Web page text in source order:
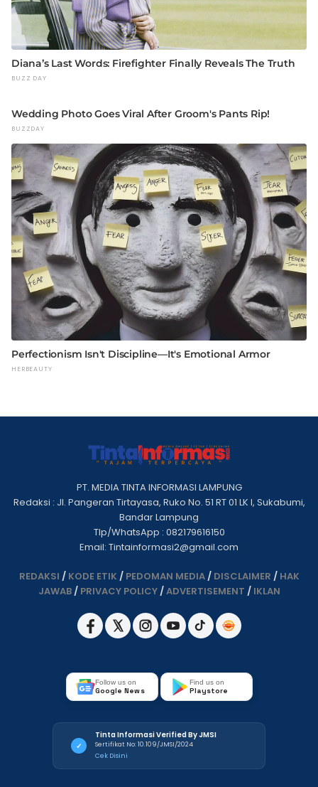
PT. MEDIA TINTA INFORMASI LAMPUNG
Redaksi : Jl. Pangeran Tirtayasa, Ruko No. 51 RT 01 LK I, Sukabumi,
Bandar Lampung
Tlp/WhatsApp : 082179616150
Email: Tintainformasi2@gmail.com
REDAKSI / KODE ETIK / PEDOMAN MEDIA/ DISCLAIMER / HAK
JAWAB/ PRIVACY POLICY/ADVERTISEMENT / IKLAN
Follow us on
Google News
Find us on
Playstore
✓
Tinta Informasi Verified By JMSI
Sertifikat No: 10.109/JMSI/2024
Cek Disini